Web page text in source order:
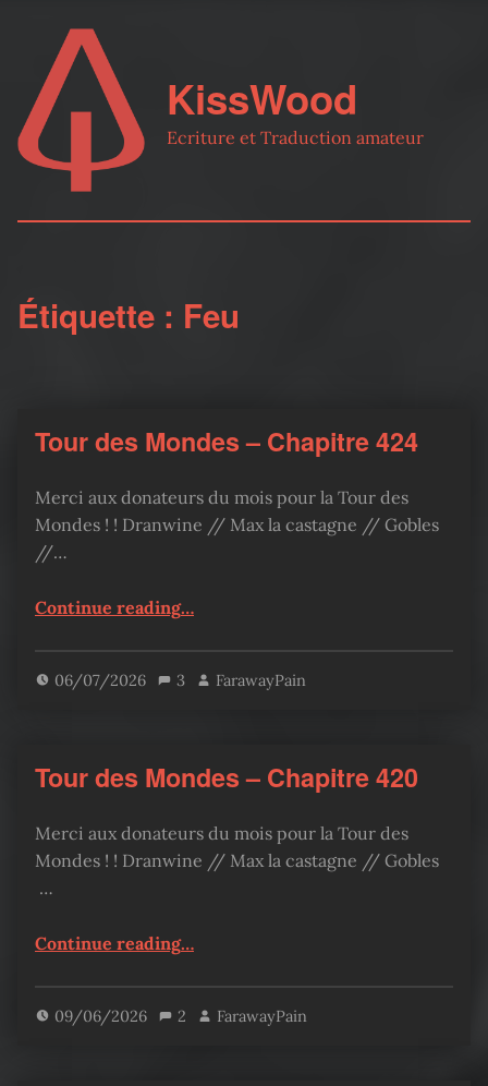
KissWood
Ecriture et Traduction amateur
Étiquette : Feu
Tour des Mondes – Chapitre 424
Merci aux donateurs du mois pour la Tour des
Mondes ! ! Dranwine // Max la castagne // Gobles
//…
Continue reading“Tour des Mondes – Chapitre 424”
…
06/07/2026 3 FarawayPain
Tour des Mondes – Chapitre 420
Merci aux donateurs du mois pour la Tour des
Mondes ! ! Dranwine // Max la castagne // Gobles
…
Continue reading“Tour des Mondes – Chapitre 420”
…
09/06/2026 2 FarawayPain